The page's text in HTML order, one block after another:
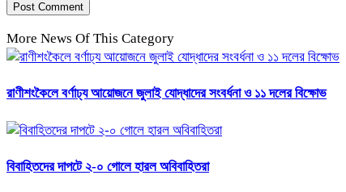
More News Of This Category
রাণীশংকৈলে বর্ণাঢ্য আয়োজনে জুলাই যোদ্ধাদের সংবর্ধনা ও ১১ দলের বিক্ষোভ
বিবাহিতদের দাপটে ২-০ গোলে হারল অবিবাহিতরা